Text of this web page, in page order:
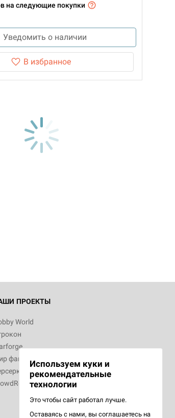
на следующие покупки
Уведомить о наличии
В избранное
ПРОЕКТЫ
World
фантастикиИспользуем куки и
рекомендательные
технологии
Это чтобы сайт работал лучше.
Оставаясь с нами, вы соглашаетесь на